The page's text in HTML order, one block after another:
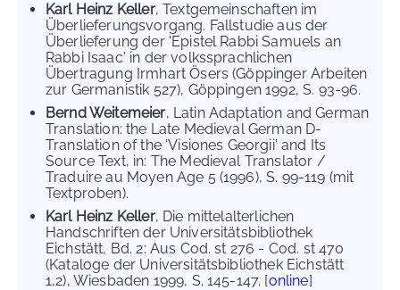
Karl Heinz Keller, Textgemeinschaften im
Überlieferungsvorgang. Fallstudie aus der
Überlieferung der 'Epistel Rabbi Samuels an
Rabbi Isaac' in der volkssprachlichen
Übertragung Irmhart Ösers (Göppinger Arbeiten
zur Germanistik 527), Göppingen 1992, S. 93-96.
Bernd Weitemeier, Latin Adaptation and German
Translation: the Late Medieval German D-
Translation of the 'Visiones Georgii' and Its
Source Text, in: The Medieval Translator /
Traduire au Moyen Age 5 (1996), S. 99-119 (mit
Textproben).
Karl Heinz Keller, Die mittelalterlichen
Handschriften der Universitätsbibliothek
Eichstätt, Bd. 2: Aus Cod. st 276 - Cod. st 470
(Kataloge der Universitätsbibliothek Eichstätt
1,2), Wiesbaden 1999, S. 145-147. [online]